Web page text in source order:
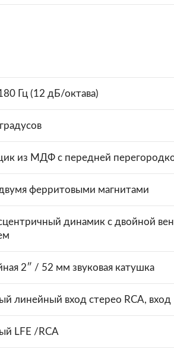
Гц (12 дБ/октава)
из МДФ с передней
ферритовыми магнитами
динамик с двойной
2″ / 52 мм звуковая катушка
линейный вход стерео RCA,
LFE /RCA